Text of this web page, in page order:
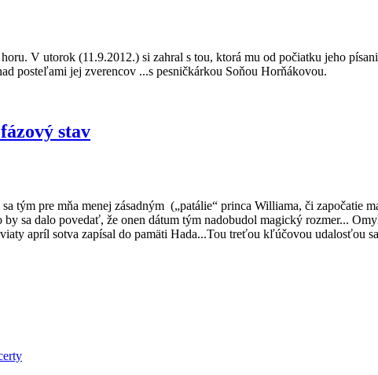
V utorok (11.9.2012.) si zahral s tou, ktorá mu od počiatku jeho
posteľami jej zverencov ...s pesničkárkou Soňou Horňákovou.
stav
tým pre mňa menej zásadným („patálie“ princa Williama, či započatie
sa dalo povedať, že onen dátum tým nadobudol magický rozmer...
apríl sotva zapísal do pamäti Hada...Tou treťou kľúčovou udalosťou